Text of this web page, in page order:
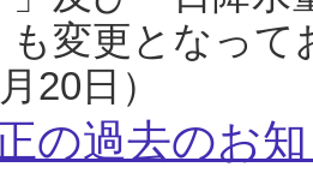
も変更となっ
20日）
の過去のお